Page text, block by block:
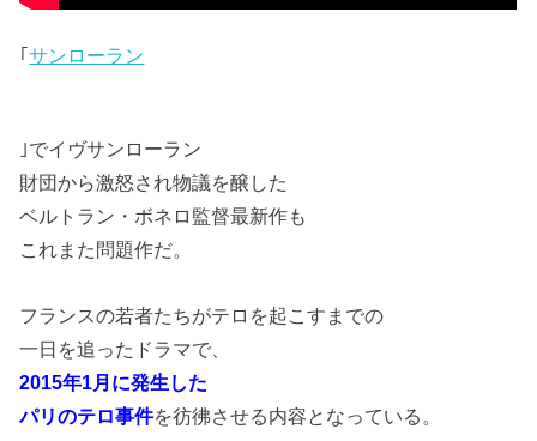
｢サンローラン
｣でイヴサンローラン
財団から激怒され物議を醸した
ベルトラン・ボネロ監督最新作も
これまた問題作だ。
フランスの若者たちがテロを起こすまでの
一日を追ったドラマで、
2015年1月に発生した
パリのテロ事件を彷彿させる内容となっている。